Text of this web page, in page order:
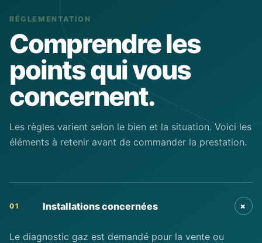
RÉGLEMENTATION
Comprendre les
points qui vous
concernent.
Les règles varient selon le bien et la situation. Voici les
éléments à retenir avant de commander la prestation.
01 Installations concernées +
Le diagnostic gaz est demandé pour la vente ou